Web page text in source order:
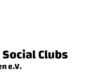
Clubs
e.V.